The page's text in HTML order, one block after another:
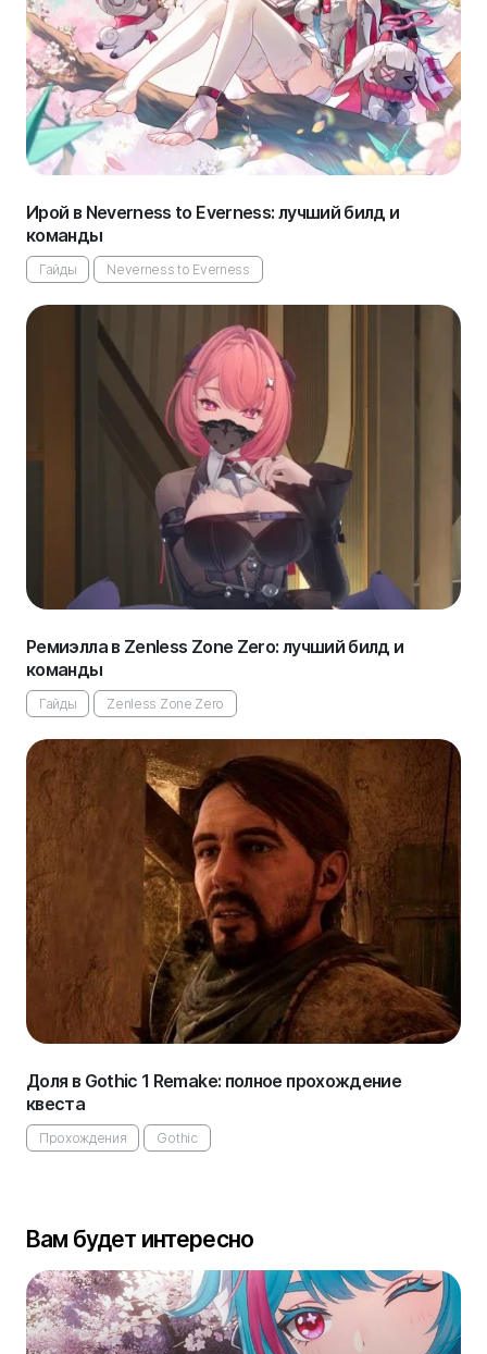
Ирой в Neverness to Everness: лучший билд и
команды
Гайды Neverness to Everness
Ремиэлла в Zenless Zone Zero: лучший билд и
команды
Гайды Zenless Zone Zero
Доля в Gothic 1 Remake: полное прохождение
квеста
Прохождения Gothic
Вам будет интересно